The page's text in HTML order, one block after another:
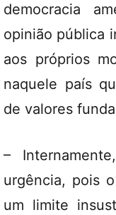
democracia
opinião pública
aos próprios
naquele país
de valores
–
urgência, pois
um limite